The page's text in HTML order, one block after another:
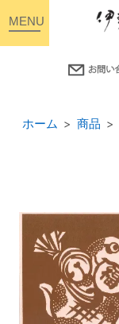
ホーム 商品
toggle
navigation